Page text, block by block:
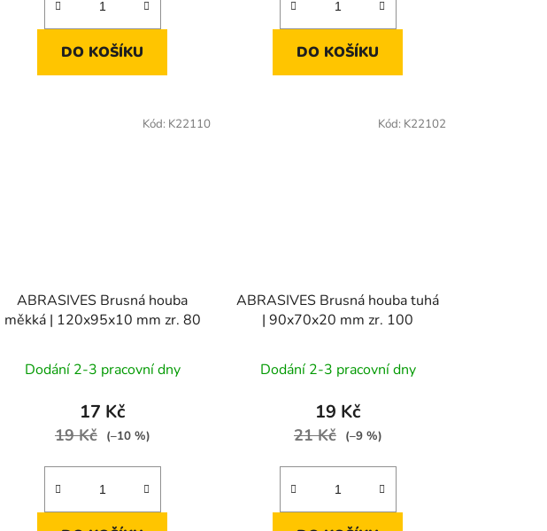
DO KOŠÍKU DO KOŠÍKU
ABRASIVES Brusná houba
měkká | 120x95x10 mm zr. 80
Dodání 2-3 pracovní dny
17 Kč
19 Kč (–10 %)
Kód: K22110
ABRASIVES Brusná houba tuhá
| 90x70x20 mm zr. 100
Dodání 2-3 pracovní dny
19 Kč
21 Kč (–9 %)
Kód: K22102